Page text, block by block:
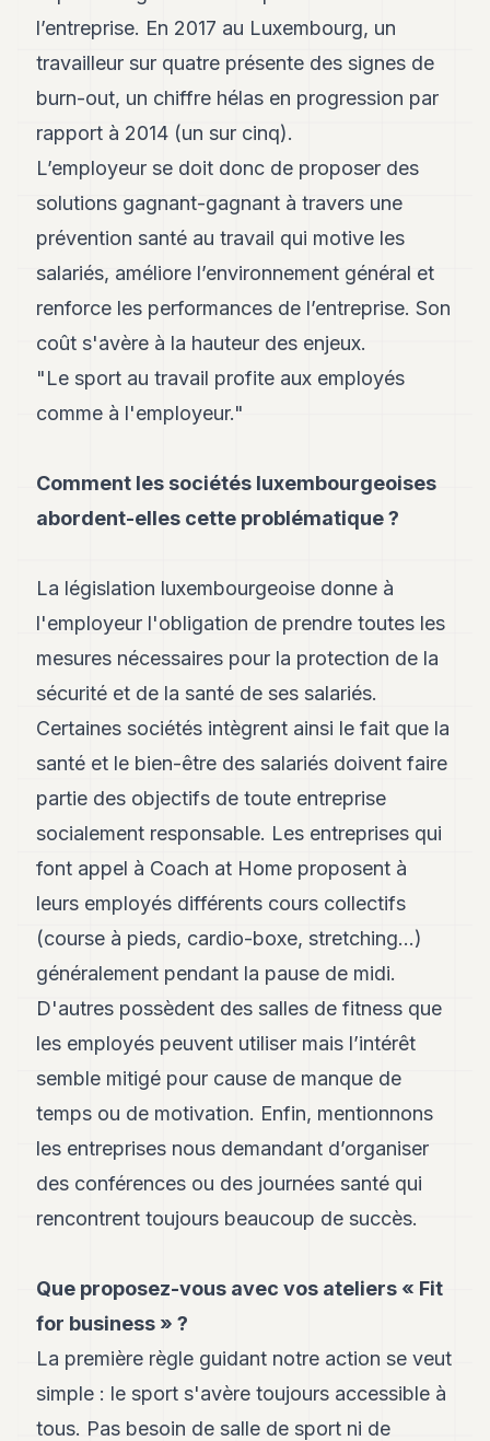
POLITIQUE
IMMOBILIER
PRIVATE
EQUITY
SPORT
JURIDIQUE
ASSOCIATIONS
CONTACT
S'ABONNER
FR
l’entreprise. En 2017 au Luxembourg, un
travailleur sur quatre présente des signes de
burn-out, un chiffre hélas en progression par
rapport à 2014 (un sur cinq).
L’employeur se doit donc de proposer des
solutions gagnant-gagnant à travers une
prévention santé au travail qui motive les
salariés, améliore l’environnement général et
renforce les performances de l’entreprise. Son
coût s'avère à la hauteur des enjeux.
"Le sport au travail profite aux employés
comme à l'employeur."
Comment les sociétés luxembourgeoises
abordent-elles cette problématique ?
La législation luxembourgeoise donne à
l'employeur l'obligation de prendre toutes les
mesures nécessaires pour la protection de la
sécurité et de la santé de ses salariés.
Certaines sociétés intègrent ainsi le fait que la
santé et le bien-être des salariés doivent faire
partie des objectifs de toute entreprise
socialement responsable. Les entreprises qui
font appel à Coach at Home proposent à
leurs employés différents cours collectifs
(course à pieds, cardio-boxe, stretching…)
généralement pendant la pause de midi.
D'autres possèdent des salles de fitness que
les employés peuvent utiliser mais l’intérêt
semble mitigé pour cause de manque de
temps ou de motivation. Enfin, mentionnons
les entreprises nous demandant d’organiser
des conférences ou des journées santé qui
rencontrent toujours beaucoup de succès.
Que proposez-vous avec vos ateliers « Fit
for business » ?
La première règle guidant notre action se veut
simple : le sport s'avère toujours accessible à
tous. Pas besoin de salle de sport ni de